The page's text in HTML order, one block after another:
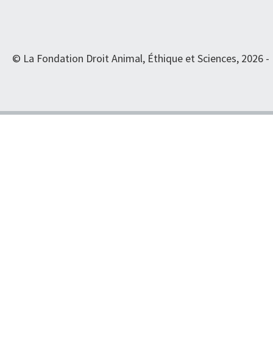
© La Fondation Droit Animal, Éthique et Sciences, 2026 -